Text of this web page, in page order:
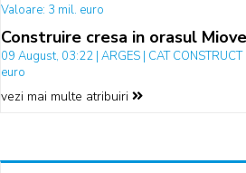
Valoare: 3 mil. euro
Construire cresa in orasul
09 August, 03:22 | ARGES | CAT
euro
vezi mai multe atribuiri